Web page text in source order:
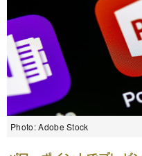
Photo: Adobe Stock